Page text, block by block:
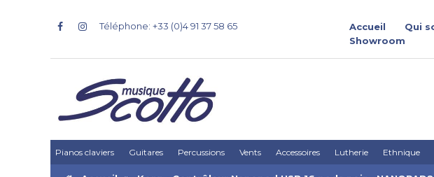
Téléphone: +33 (0)4 91 37 58 65 Accueil Qui
Showroom
Pianos claviers Guitares Percussions Vents Accessoires Lutherie Ethnique